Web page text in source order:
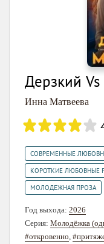
Дерзкий
Инна Матвеева
СОВРЕМЕННЫЕ
КОРОТКИЕ ЛЮБОВНЫЕ
МОЛОДЕЖНАЯ ПРОЗА
Год выхода: 2026
Серия: Молодёжка
#откровенно